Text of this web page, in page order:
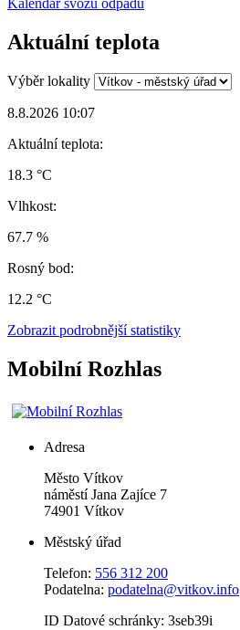
Aktuální teplota
Výběr lokality
8.8.2026 10:07
Aktuální teplota:
18.3 °C
Vlhkost:
67.7 %
Rosný bod:
12.2 °C
Zobrazit podrobnější statistiky
Mobilní Rozhlas
Adresa
Město Vítkov
náměstí Jana Zajíce 7
74901 Vítkov
Městský úřad
Telefon: 556 312 200
Podatelna: podatelna@vitkov.info
ID Datové schránky: 3seb39i